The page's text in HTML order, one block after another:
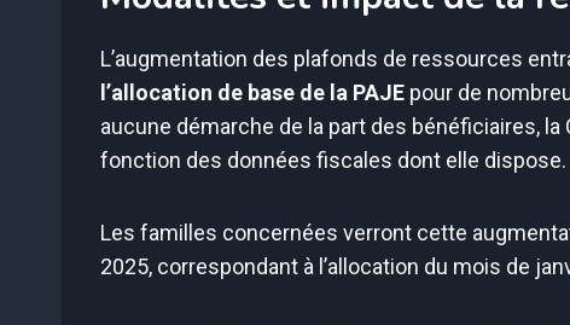
L’augmentation des plafonds de ressources
l’allocation de base de la PAJE pour de
aucune démarche de la part des bénéficiaires,
fonction des données fiscales dont elle dispose.
Les familles concernées verront cette
2025, correspondant à l’allocation du mois de